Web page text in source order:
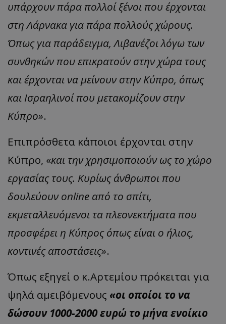
υπάρχουν πάρα πολλοί ξένοι που έρχονται
στη Λάρνακα για πάρα πολλούς χώρους.
Όπως για παράδειγμα, Λιβανέζοι λόγω των
συνθηκών που επικρατούν στην χώρα τους
και έρχονται να μείνουν στην Κύπρο, όπως
και Ισραηλινοί που μετακομίζουν στην
Κύπρο».
Επιπρόσθετα κάποιοι έρχονται στην
Κύπρο, «και την χρησιμοποιούν ως το χώρο
εργασίας τους. Κυρίως άνθρωποι που
δουλεύουν online από το σπίτι,
εκμεταλλευόμενοι τα πλεονεκτήματα που
προσφέρει η Κύπρος όπως είναι ο ήλιος,
κοντινές αποστάσεις».
Όπως εξηγεί ο κ.Αρτεμίου πρόκειται για
ψηλά αμειβόμενους «οι οποίοι το να
δώσουν 1000-2000 ευρώ το μήνα ενοίκιο